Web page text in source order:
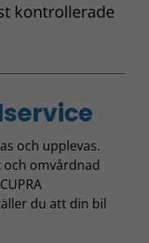
kontrollerade
och upplevas.
och omvårdnad
du att din bil